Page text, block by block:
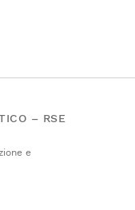
– RSE
e